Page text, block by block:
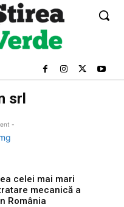
srl
-
celei mai mari
mecanică a
România